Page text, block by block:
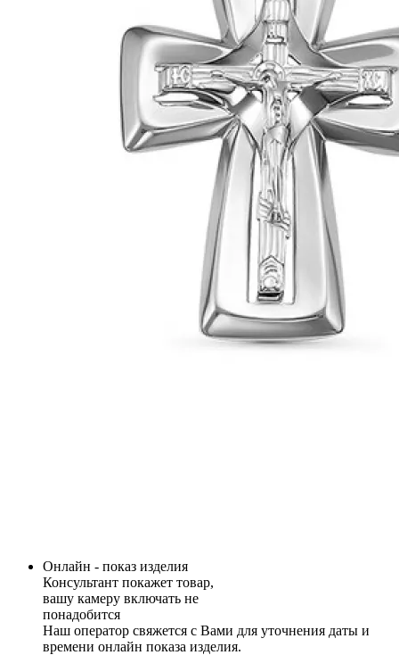
Онлайн - показ изделия
Консультант покажет товар,
вашу камеру включать не
понадобится
Наш оператор свяжется с Вами для уточнения даты и
времени онлайн показа изделия.